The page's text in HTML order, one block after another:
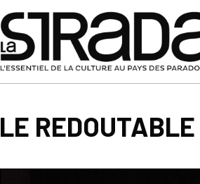
LE REDOUTABLE